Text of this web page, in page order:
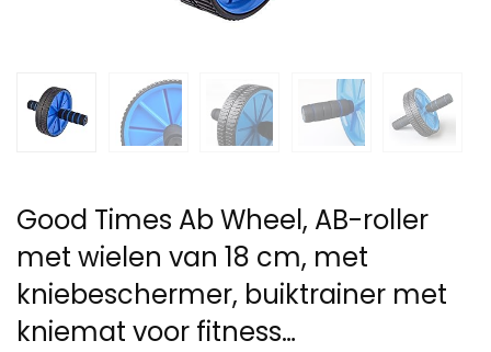
Good Times Ab Wheel, AB-roller
met wielen van 18 cm, met
kniebeschermer, buiktrainer met
kniemat voor fitness…